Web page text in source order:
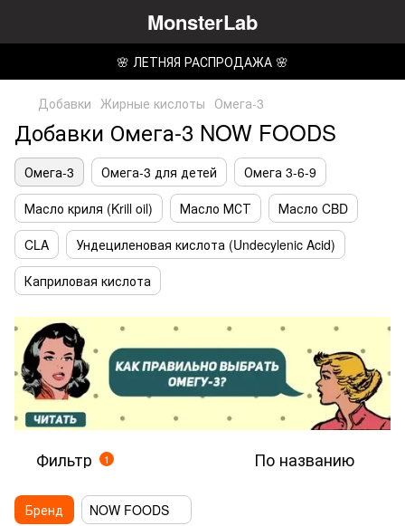
MonsterLab
🌸 ЛЕТНЯЯ РАСПРОДАЖА 🌸
Добавки Жирные кислоты Омега-3
Добавки Омега-3 NOW FOODS
Омега-3 Омега-3 для детей
Омега 3-6-9
Масло криля (Krill oil)
Масло МСТ
Масло CBD
CLA
Ундециленовая кислота (Undecylenic Acid)
Каприловая кислота
Фильтр 1 По названию
Бренд NOW FOODS